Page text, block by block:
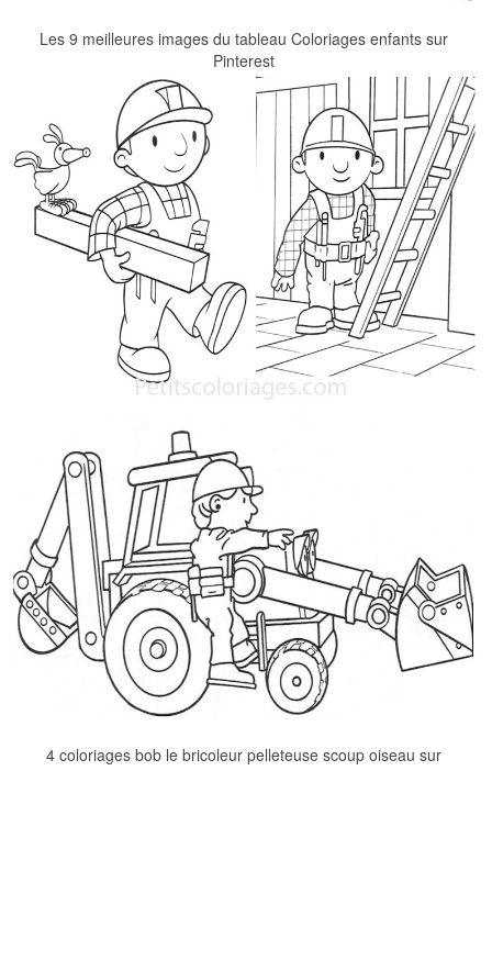
Les 9 meilleures images du tableau Coloriages enfants sur
Pinterest
4 coloriages bob le bricoleur pelleteuse scoup oiseau sur